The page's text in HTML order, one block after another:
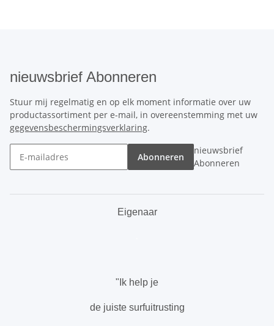
nieuwsbrief Abonneren
Stuur mij regelmatig en op elk moment informatie over uw
productassortiment per e-mail, in overeenstemming met uw
gegevensbeschermingsverklaring.
Abonneren
nieuwsbrief
Abonneren
Eigenaar
"Ik help je
de juiste surfuitrusting